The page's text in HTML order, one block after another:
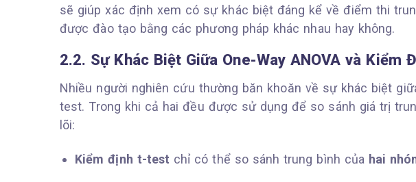
sẽ giúp xác định xem có sự khác biệt đáng kể về điểm thi
được đào tạo bằng các phương pháp khác nhau hay không.
2.2. Sự Khác Biệt Giữa One-Way ANOVA và Kiểm
Nhiều người nghiên cứu thường băn khoăn về sự khác biệt
test. Trong khi cả hai đều được sử dụng để so sánh giá trị
lõi:
Kiểm định t-test chỉ có thể so sánh trung bình của hai